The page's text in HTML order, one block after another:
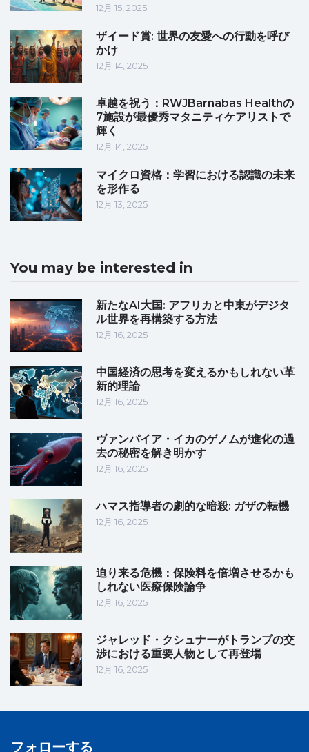
12月 15, 2025
ザイード賞: 世界の友愛への行動を呼び
かけ
12月 14, 2025
卓越を祝う：RWJBarnabas Healthの
7施設が最優秀マタニティケアリストで
輝く
12月 14, 2025
マイクロ資格：学習における認識の未来
を形作る
12月 13, 2025
You may be interested in
新たなAI大国: アフリカと中東がデジタ
ル世界を再構築する方法
12月 16, 2025
中国経済の思考を変えるかもしれない革
新的理論
12月 16, 2025
ヴァンパイア・イカのゲノムが進化の過
去の秘密を解き明かす
12月 16, 2025
ハマス指導者の劇的な暗殺: ガザの転機
12月 16, 2025
迫り来る危機：保険料を倍増させるかも
しれない医療保険論争
12月 16, 2025
ジャレッド・クシュナーがトランプの交
渉における重要人物として再登場
12月 16, 2025
フォローする